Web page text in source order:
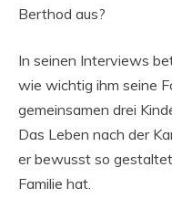
Berthod aus?
In seinen Interviews
wie wichtig ihm seine
gemeinsamen drei
Das Leben nach der
er bewusst so
Familie hat.